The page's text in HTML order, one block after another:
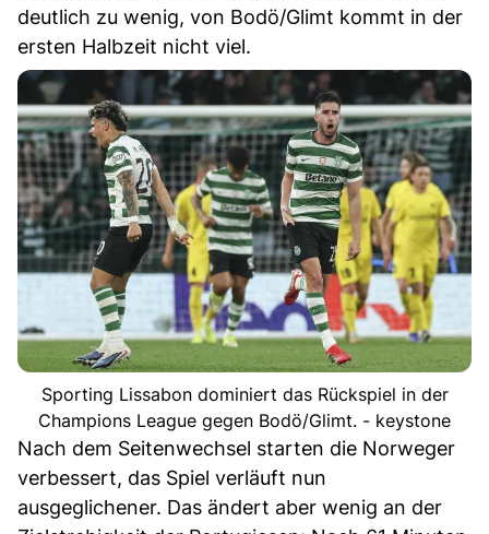
deutlich zu wenig, von Bodö/Glimt kommt in der
ersten Halbzeit nicht viel.
Sporting Lissabon dominiert das Rückspiel in der
Champions League gegen Bodö/Glimt. - keystone
Nach dem Seitenwechsel starten die Norweger
verbessert, das Spiel verläuft nun
ausgeglichener. Das ändert aber wenig an der